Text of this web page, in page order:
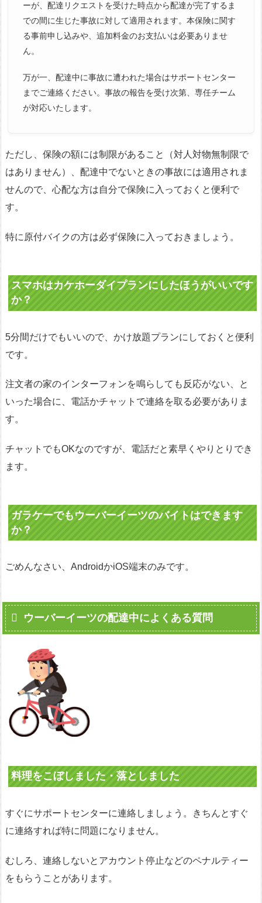
ーが、配達リクエストを受けた時点から配達が完了するま
での間に生じた事故に対して適用されます。本保険に関す
る事前申し込みや、追加料金のお支払いは必要ありませ
ん。
万が一、配達中に事故に遭われた場合はサポートセンター
までご連絡ください。事故の報告を受け次第、専任チーム
が対応いたします。
ただし、保険の額には制限があること（対人対物無制限で
はありません）、配達中でないときの事故には適用されま
せんので、心配な方は自分で保険に入っておくと便利で
す。
特に原付バイクの方は必ず保険に入っておきましょう。
スマホはカケホーダイプランにしたほうがいいです
か？
5分間だけでもいいので、かけ放題プランにしておくと便利
です。
注文者の家のインターフォンを鳴らしても反応がない、と
いった場合に、電話かチャットで連絡を取る必要がありま
す。
チャットでもOKなのですが、電話だと素早くやりとりでき
ます。
ガラケーでもウーバーイーツのバイトはできます
か？
ごめんなさい、AndroidかiOS端末のみです。
ウーバーイーツの配達中によくある質問
料理をこぼしました・落としました
すぐにサポートセンターに連絡しましょう。きちんとすぐ
に連絡すれば特に問題になりません。
むしろ、連絡しないとアカウント停止などのペナルティー
をもらうことがあります。